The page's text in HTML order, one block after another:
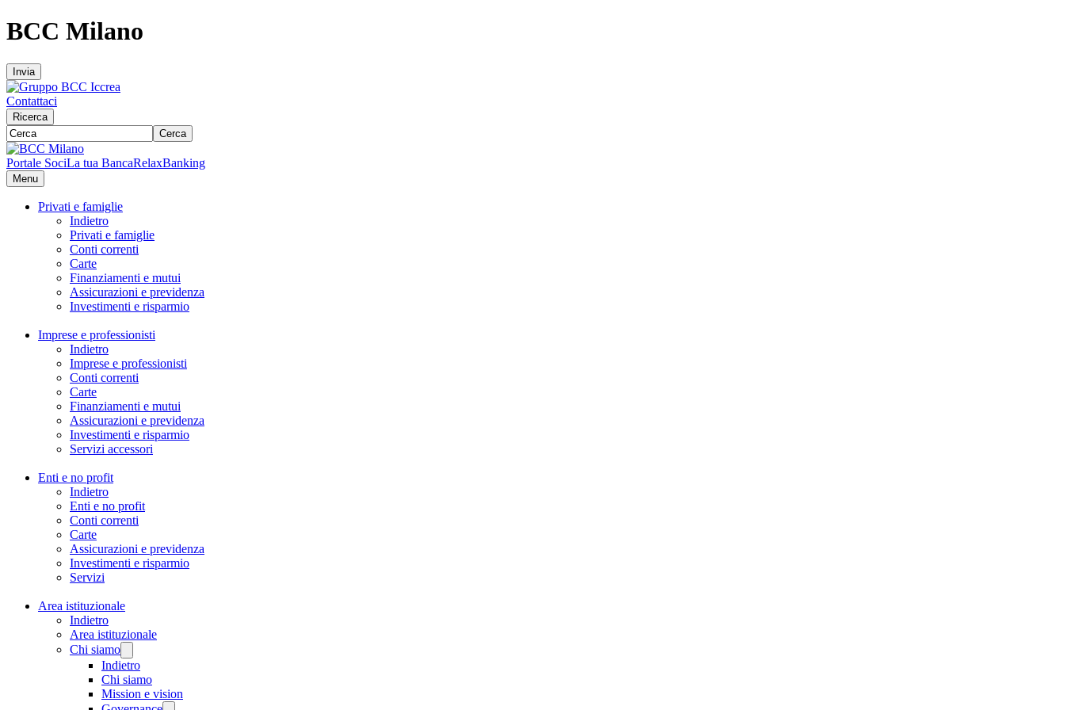
BCC Milano
Invia
Contattaci
Ricerca
Cerca
Portale SociLa tua BancaRelaxBanking
Menu
Privati e famiglie
Indietro
Privati e famiglie
Conti correnti
Carte
Finanziamenti e mutui
Assicurazioni e previdenza
Investimenti e risparmio
Imprese e professionisti
Indietro
Imprese e professionisti
Conti correnti
Carte
Finanziamenti e mutui
Assicurazioni e previdenza
Investimenti e risparmio
Servizi accessori
Enti e no profit
Indietro
Enti e no profit
Conti correnti
Carte
Assicurazioni e previdenza
Investimenti e risparmio
Servizi
Area istituzionale
Indietro
Area istituzionale
Chi siamo
Indietro
Chi siamo
Mission e vision